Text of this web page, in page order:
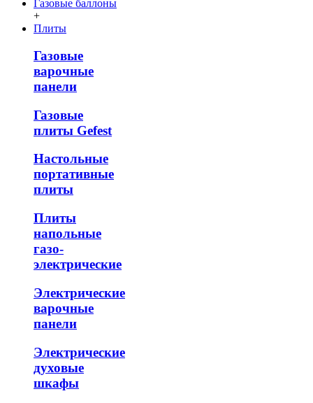
Газовые баллоны
+
Плиты
Газовые
варочные
панели
Газовые
плиты Gefest
Настольные
портативные
плиты
Плиты
напольные
газо-
электрические
Электрические
варочные
панели
Электрические
духовые
шкафы